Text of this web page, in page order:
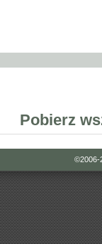
Pobierz
©2006-